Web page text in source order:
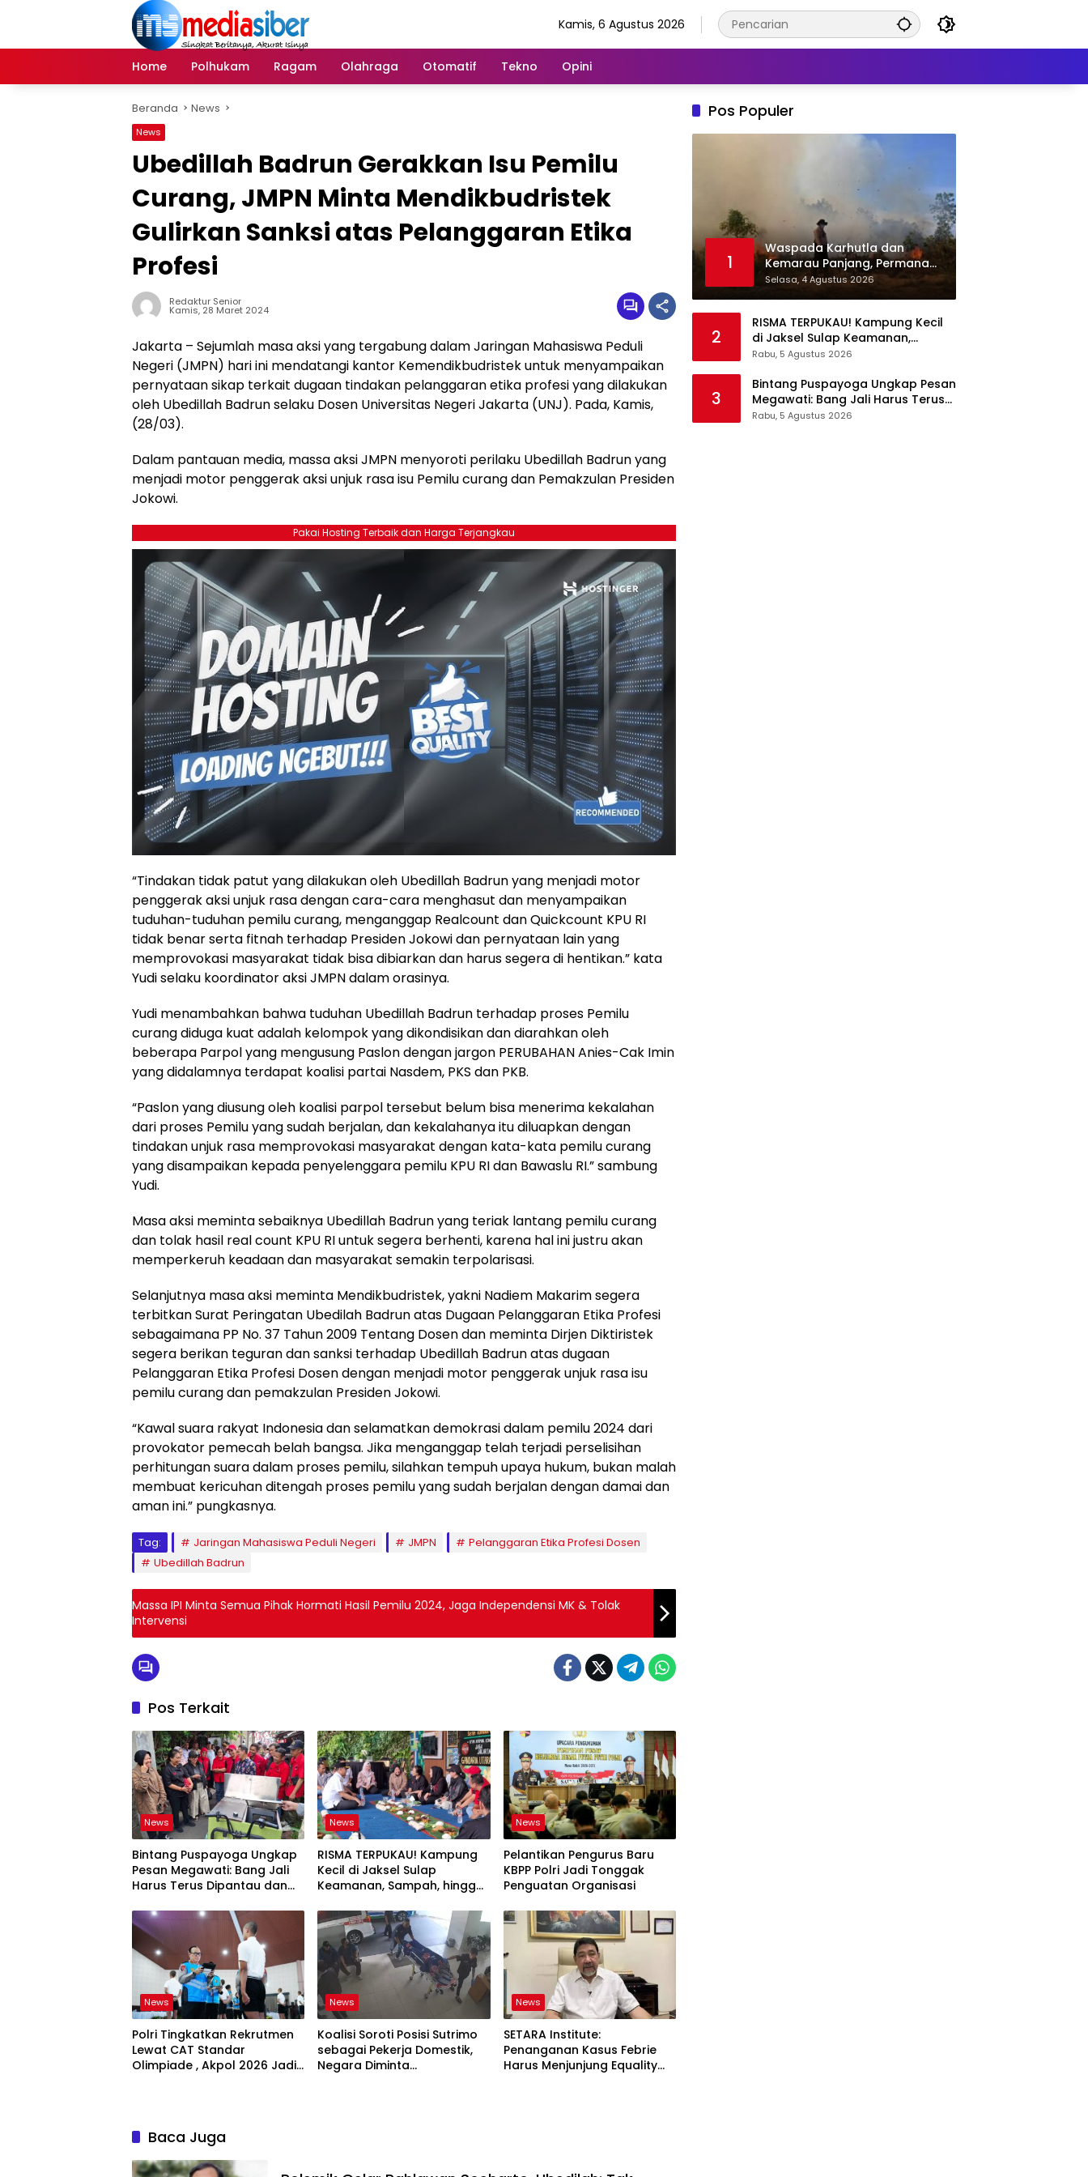
Kamis, 6 Agustus 2026
Home Polhukam Ragam Olahraga Otomatif Tekno Opini
Beranda News
News
Ubedillah Badrun Gerakkan Isu Pemilu
Curang, JMPN Minta Mendikbudristek
Gulirkan Sanksi atas Pelanggaran Etika
Profesi
Redaktur Senior
Kamis, 28 Maret 2024
Jakarta – Sejumlah masa aksi yang tergabung dalam Jaringan Mahasiswa Peduli
Negeri (JMPN) hari ini mendatangi kantor Kemendikbudristek untuk menyampaikan
pernyataan sikap terkait dugaan tindakan pelanggaran etika profesi yang dilakukan
oleh Ubedillah Badrun selaku Dosen Universitas Negeri Jakarta (UNJ). Pada, Kamis,
(28/03).
Dalam pantauan media, massa aksi JMPN menyoroti perilaku Ubedillah Badrun yang
menjadi motor penggerak aksi unjuk rasa isu Pemilu curang dan Pemakzulan Presiden
Jokowi.
Pakai Hosting Terbaik dan Harga Terjangkau
“Tindakan tidak patut yang dilakukan oleh Ubedillah Badrun yang menjadi motor
penggerak aksi unjuk rasa dengan cara-cara menghasut dan menyampaikan
tuduhan-tuduhan pemilu curang, menganggap Realcount dan Quickcount KPU RI
tidak benar serta fitnah terhadap Presiden Jokowi dan pernyataan lain yang
memprovokasi masyarakat tidak bisa dibiarkan dan harus segera di hentikan.” kata
Yudi selaku koordinator aksi JMPN dalam orasinya.
Yudi menambahkan bahwa tuduhan Ubedillah Badrun terhadap proses Pemilu
curang diduga kuat adalah kelompok yang dikondisikan dan diarahkan oleh
beberapa Parpol yang mengusung Paslon dengan jargon PERUBAHAN Anies-Cak Imin
yang didalamnya terdapat koalisi partai Nasdem, PKS dan PKB.
“Paslon yang diusung oleh koalisi parpol tersebut belum bisa menerima kekalahan
dari proses Pemilu yang sudah berjalan, dan kekalahanya itu diluapkan dengan
tindakan unjuk rasa memprovokasi masyarakat dengan kata-kata pemilu curang
yang disampaikan kepada penyelenggara pemilu KPU RI dan Bawaslu RI.” sambung
Yudi.
Masa aksi meminta sebaiknya Ubedillah Badrun yang teriak lantang pemilu curang
dan tolak hasil real count KPU RI untuk segera berhenti, karena hal ini justru akan
memperkeruh keadaan dan masyarakat semakin terpolarisasi.
Selanjutnya masa aksi meminta Mendikbudristek, yakni Nadiem Makarim segera
terbitkan Surat Peringatan Ubedilah Badrun atas Dugaan Pelanggaran Etika Profesi
sebagaimana PP No. 37 Tahun 2009 Tentang Dosen dan meminta Dirjen Diktiristek
segera berikan teguran dan sanksi terhadap Ubedillah Badrun atas dugaan
Pelanggaran Etika Profesi Dosen dengan menjadi motor penggerak unjuk rasa isu
pemilu curang dan pemakzulan Presiden Jokowi.
“Kawal suara rakyat Indonesia dan selamatkan demokrasi dalam pemilu 2024 dari
provokator pemecah belah bangsa. Jika menganggap telah terjadi perselisihan
perhitungan suara dalam proses pemilu, silahkan tempuh upaya hukum, bukan malah
membuat kericuhan ditengah proses pemilu yang sudah berjalan dengan damai dan
aman ini.” pungkasnya.
Tag: Jaringan Mahasiswa Peduli Negeri JMPN
Pelanggaran Etika Profesi Dosen
Ubedillah Badrun
Massa IPI Minta Semua Pihak Hormati Hasil Pemilu 2024, Jaga Independensi MK & Tolak
Intervensi
Pos Terkait
News
Bintang Puspayoga Ungkap
Pesan Megawati: Bang Jali
Harus Terus Dipantau dan
News
RISMA TERPUKAU! Kampung
Kecil di Jaksel Sulap
Keamanan, Sampah, hingga
Sistem
News
Pelantikan Pengurus Baru
KBPP Polri Jadi Tonggak
Penguatan Organisasi
News
Polri Tingkatkan Rekrutmen
Lewat CAT Standar
Olimpiade , Akpol 2026 Jadi
News
Koalisi Soroti Posisi Sutrimo
sebagai Pekerja Domestik,
Negara Diminta
News
SETARA Institute:
Penanganan Kasus Febrie
Harus Menjunjung Equality
Baca Juga
Pos Populer
1
Waspada Karhutla dan
Kemarau Panjang, Permana
Irmansyah Tekankan Mitigasi
Berbasis Komunitas
Selasa, 4 Agustus 2026
2
RISMA TERPUKAU! Kampung Kecil
di Jaksel Sulap Keamanan,
Sampah, hingga Ketahanan
Rabu, 5 Agustus 2026
3
Bintang Puspayoga Ungkap Pesan
Megawati: Bang Jali Harus Terus
Dipantau dan Dikembangkan
Rabu, 5 Agustus 2026